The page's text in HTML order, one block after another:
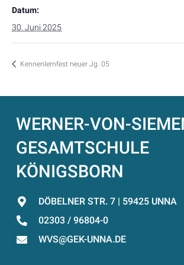
Datum:
30. Juni 2025
Kennenlernfest neuer Jg. 05
WERNER-VON-
GESAMTSCHULE
KÖNIGSBORN
DÖBELNER STR. 7 | 59425 UNNA
02303 / 96804-0
WVS@GEK-UNNA.DE